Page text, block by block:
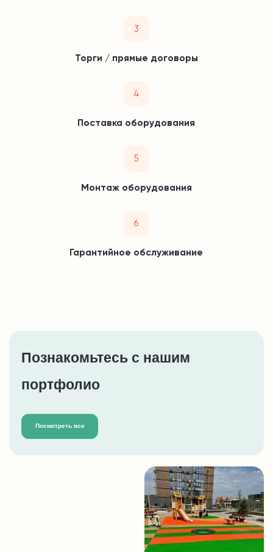
3
Торги / прямые договоры
4
Поставка оборудования
5
Монтаж оборудования
6
Гарантийное обслуживание
Познакомьтесь с нашим
портфолио
Посмотреть все